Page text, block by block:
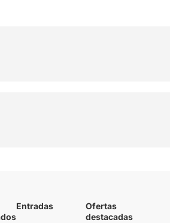
Entradas
Ofertas
destacadas